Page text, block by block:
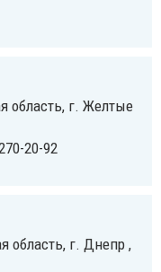
область, г. Желтые
20-92
область, г. Днепр ,